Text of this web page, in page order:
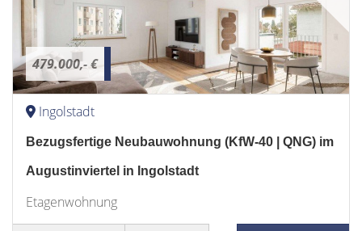
479.000,- €
Ingolstadt
Bezugsfertige Neubauwohnung (KfW-40 | QNG) im
Augustinviertel in Ingolstadt
Etagenwohnung